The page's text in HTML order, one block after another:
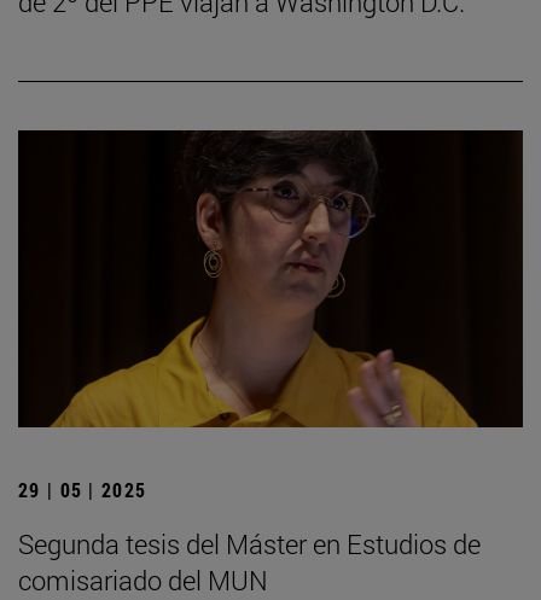
29 | 05 | 2025
Segunda tesis del Máster en Estudios de
comisariado del MUN